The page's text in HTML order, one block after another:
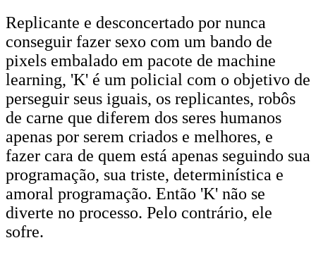
Replicante e desconcertado por nunca
conseguir fazer sexo com um bando de
pixels embalado em pacote de machine
learning, 'K' é um policial com o objetivo de
perseguir seus iguais, os replicantes, robôs
de carne que diferem dos seres humanos
apenas por serem criados e melhores, e
fazer cara de quem está apenas seguindo sua
programação, sua triste, determinística e
amoral programação. Então 'K' não se
diverte no processo. Pelo contrário, ele
sofre.